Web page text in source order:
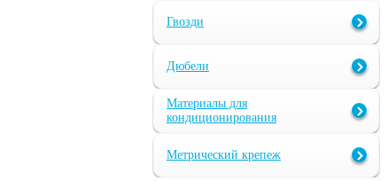
Гвозди
Дюбели
Материалы для
кондиционирования
Метрический крепеж